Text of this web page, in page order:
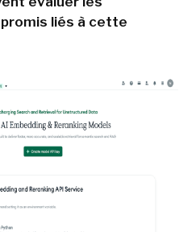
liés à cette